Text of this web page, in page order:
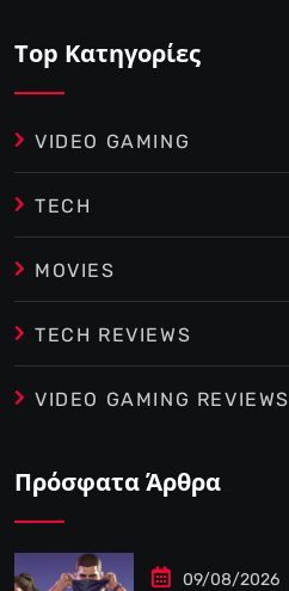
Top Κατηγορίες
VIDEO GAMING
TECH
MOVIES
TECH REVIEWS
VIDEO GAMING REVIEWS
Πρόσφατα Άρθρα
09/08/2026